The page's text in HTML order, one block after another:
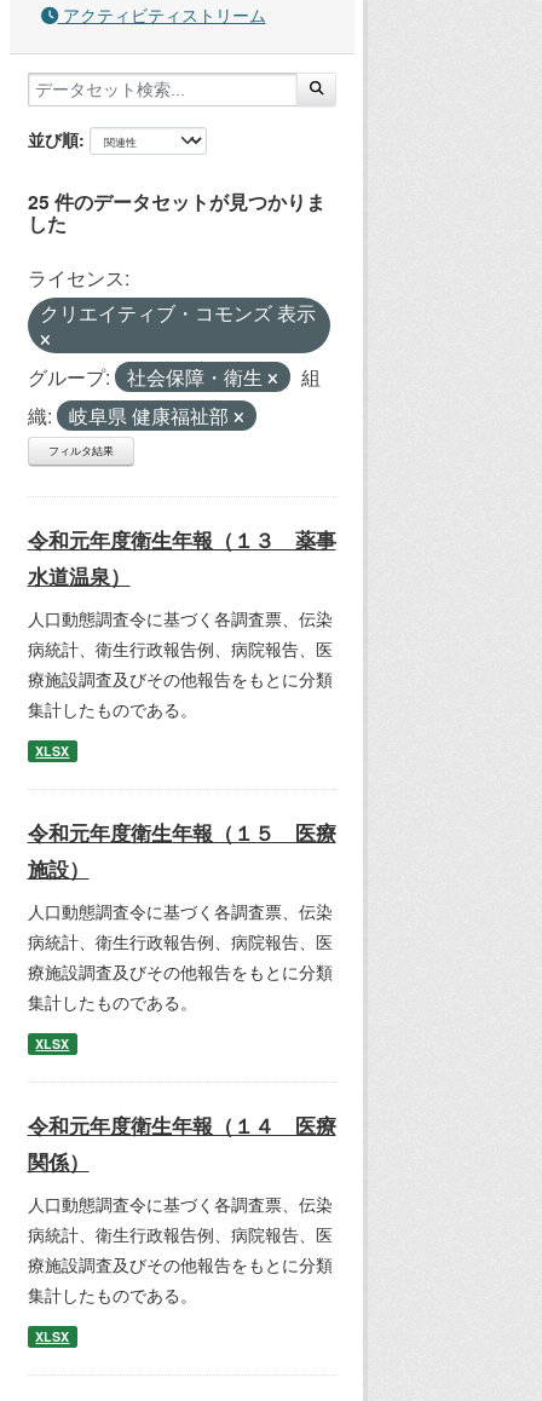
アクティビティストリーム
並び順
25 件のデータセットが見つかりま
した
ライセンス:
クリエイティブ・コモンズ 表示
グループ: 社会保障・衛生
組
織:
岐阜県 健康福祉部
フィルタ結果
令和元年度衛生年報（１３ 薬事
水道温泉）
人口動態調査令に基づく各調査票、伝染
病統計、衛生行政報告例、病院報告、医
療施設調査及びその他報告をもとに分類
集計したものである。
XLSX
令和元年度衛生年報（１５ 医療
施設）
人口動態調査令に基づく各調査票、伝染
病統計、衛生行政報告例、病院報告、医
療施設調査及びその他報告をもとに分類
集計したものである。
XLSX
令和元年度衛生年報（１４ 医療
関係）
人口動態調査令に基づく各調査票、伝染
病統計、衛生行政報告例、病院報告、医
療施設調査及びその他報告をもとに分類
集計したものである。
XLSX